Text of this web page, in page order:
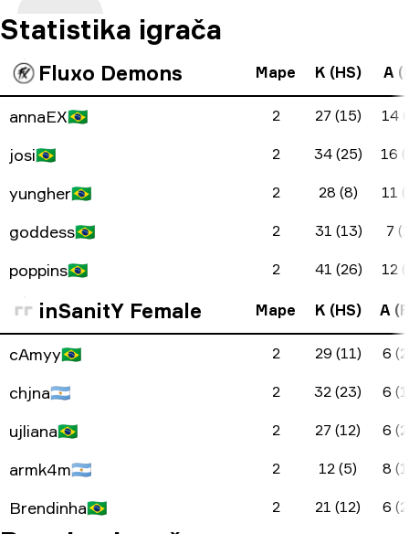
Statistika igrača
Fluxo Demons Mape K (HS) A
annaEX🇧🇷 2 27 (15) 14
josi🇧🇷 2 34 (25) 16
yungher🇧🇷 2 28 (8) 11
goddess🇧🇷 2 31 (13) 7
poppins🇧🇷 2 41 (26) 12
inSanitY Female Mape K (HS) A
cAmyy🇧🇷 2 29 (11) 6
chjna🇦🇷 2 32 (23) 6
ujliana🇧🇷 2 27 (12) 6
armk4m🇦🇷 2 12 (5) 8
Brendinha🇧🇷 2 21 (12) 6